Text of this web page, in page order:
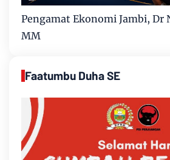
Pengamat Ekonomi Jambi, Dr
MM
Faatumbu Duha SE